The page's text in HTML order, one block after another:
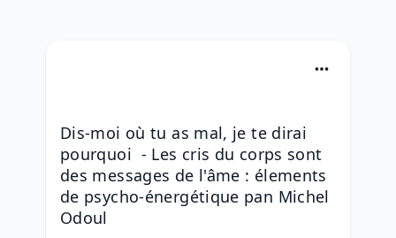
Dis-moi où tu as mal, je te dirai
pourquoi  - Les cris du corps sont
des messages de l'âme : élements
de psycho-énergétique pan Michel
Odoul